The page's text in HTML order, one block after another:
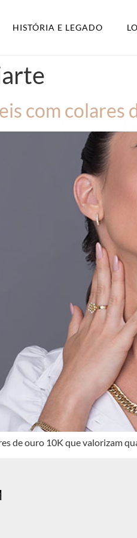
HISTÓRIA E LEGADO
com
de ouro 10K que valorizam